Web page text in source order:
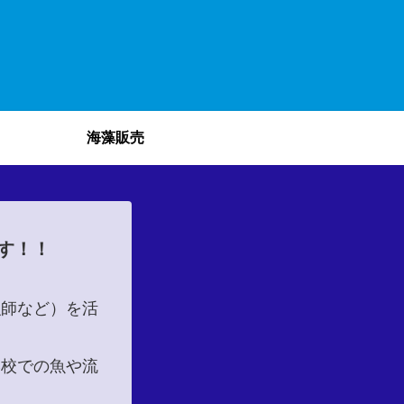
海藻販売
！！
など）を活
での魚や流